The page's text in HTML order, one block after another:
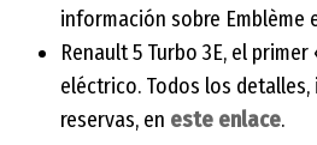
información sobre Emblème
Renault 5 Turbo 3E, el
eléctrico. Todos los
reservas, en este enlace.